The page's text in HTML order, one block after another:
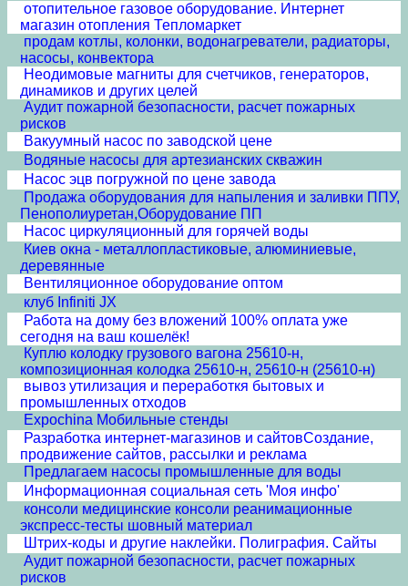
отопительное газовое оборудование. Интернет
магазин отопления Тепломаркет
продам котлы, колонки, водонагреватели, радиаторы,
насосы, конвектора
Неодимовые магниты для счетчиков, генераторов,
динамиков и других целей
Аудит пожарной безопасности, расчет пожарных
рисков
Вакуумный насос по заводской цене
Водяные насосы для артезианских скважин
Насос эцв погружной по цене завода
Продажа оборудования для напыления и заливки ППУ,
Пенополиуретан,Оборудование ПП
Насос циркуляционный для горячей воды
Киев окна - металлопластиковые, алюминиевые,
деревянные
Вентиляционное оборудование оптом
клуб Infiniti JX
Работа на дому без вложений 100% оплата уже
сегодня на ваш кошелёк!
Куплю колодку грузового вагона 25610-н,
композиционная колодка 25610-н, 25610-н (25610-н)
вывоз утилизация и переработкя бытовых и
промышленных отходов
Expochina Мобильные стенды
Разработка интернет-магазинов и сайтовСоздание,
продвижение сайтов, рассылки и реклама
Предлагаем насосы промышленные для воды
Информационная социальная сеть 'Моя инфо'
консоли медицинские консоли реанимационные
экспресс-тесты шовный материал
Штрих-коды и другие наклейки. Полиграфия. Сайты
Аудит пожарной безопасности, расчет пожарных
рисков